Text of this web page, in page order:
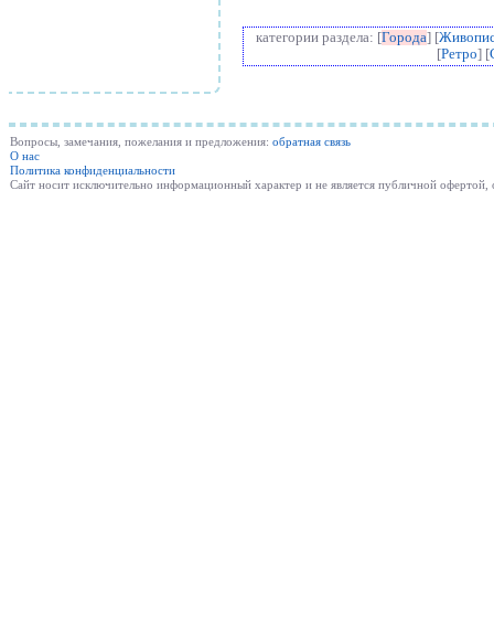
категории раздела: [Города] [
[Ретро] [
Вопросы, замечания, пожелания и предложения: обратная связь
О нас
Политика конфиденциальности
Cайт носит исключительно информационный характер и не является публичной